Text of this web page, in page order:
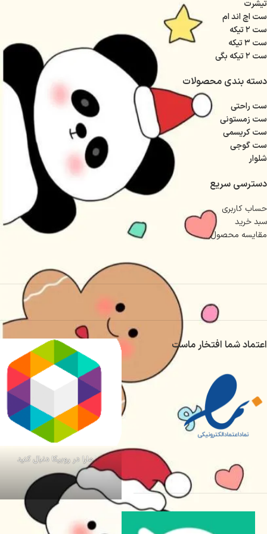
٩٠ باكشسانى ١٢٥ سانت
ايكس لارج
باكشسانى ۱۳۰ قد شلوار ١٠٥ سانت دور
ران عادى ۶۹ باكشسانى ۷۶ دور كمر عادى
دور کمر عادی ۸۸ با کشسانی۱۳۰
تیشرت
ست اچ اند ام
ست ۲ تیکه
ست ۳ تیکه
ست ۲ تیکه بگی
دسته بندی محصولات
ست راحتی
ست زمستونی
ست کریسمی
ست گوجی
شلوار
دسترسی سریع
حساب کاربری
سبد خرید
مقایسه محصول
اعتماد شما افتخار ماست
مارا در روبیکا دنبال کنید